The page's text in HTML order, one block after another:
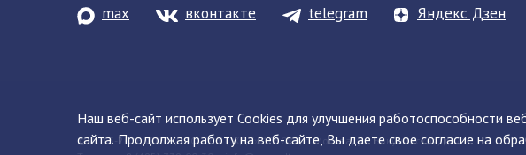
Наш веб-сайт использует Cookies для улучшения работоспособности
сайта. Продолжая работу на веб-сайте, Вы даете свое согласие на
max вконтакте telegram Яндекс Дзен
© 2013-2026 ФГБУ ДПО «УМЦ ЖДТ» 105082, г. Москва, ул. Бакунинская, д. 71